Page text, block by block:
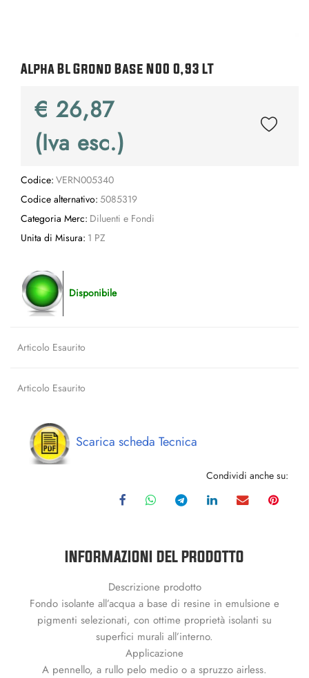
Alpha Bl Grond Base N00 0,93 LT
€ 26,87
(Iva esc.)
Codice: VERN005340
Codice alternativo: 5085319
Categoria Merc: Diluenti e Fondi
Unita di Misura: 1 PZ
Disponibile
Articolo Esaurito
Articolo Esaurito
Scarica scheda Tecnica
Condividi anche su:
INFORMAZIONI DEL PRODOTTO
Descrizione prodotto
Fondo isolante all’acqua a base di resine in emulsione e
pigmenti selezionati, con ottime proprietà isolanti su
superfici murali all’interno.
Applicazione
A pennello, a rullo pelo medio o a spruzzo airless.